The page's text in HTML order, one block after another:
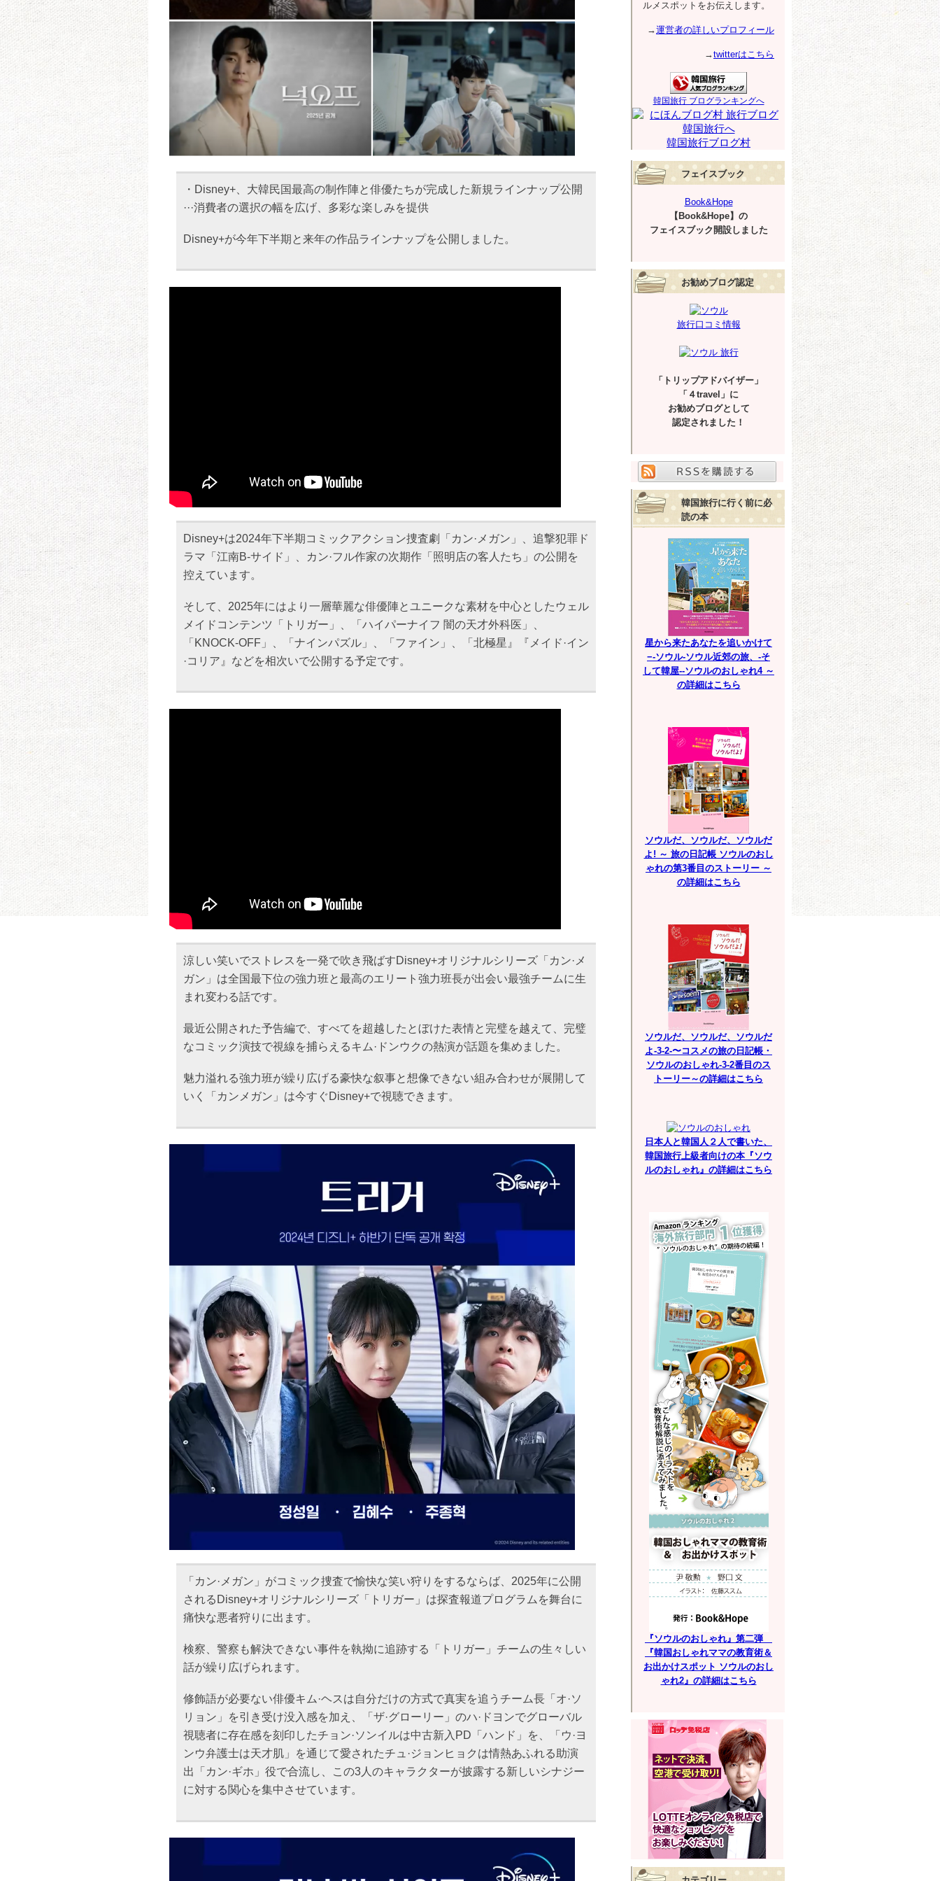
・Disney+、大韓民国最高の制作陣と俳優たちが完成した新規ラインナップ公開
···消費者の選択の幅を広げ、多彩な楽しみを提供
Disney+が今年下半期と来年の作品ラインナップを公開しました。
Disney+は2024年下半期コミックアクション捜査劇「カン·メガン」、追撃犯罪ド
ラマ「江南B-サイド」、カン·フル作家の次期作「照明店の客人たち」の公開を
控えています。
そして、2025年にはより一層華麗な俳優陣とユニークな素材を中心としたウェル
メイドコンテンツ「トリガー」、「ハイパーナイフ 闇の天才外科医」、
「KNOCK-OFF」、「ナインパズル」、「ファイン」、「北極星』『メイド·イン
·コリア』などを相次いで公開する予定です。
涼しい笑いでストレスを一発で吹き飛ばすDisney+オリジナルシリーズ「カン·メ
ガン」は全国最下位の強力班と最高のエリート強力班長が出会い最強チームに生
まれ変わる話です。
最近公開された予告編で、すべてを超越したとぼけた表情と完璧を越えて、完璧
なコミック演技で視線を捕らえるキム·ドンウクの熱演が話題を集めました。
魅力溢れる強力班が繰り広げる豪快な叙事と想像できない組み合わせが展開して
いく「カンメガン」は今すぐDisney+で視聴できます。
「カン·メガン」がコミック捜査で愉快な笑い狩りをするならば、2025年に公開
されるDisney+オリジナルシリーズ「トリガー」は探査報道プログラムを舞台に
痛快な悪者狩りに出ます。
検察、警察も解決できない事件を執拗に追跡する「トリガー」チームの生々しい
話が繰り広げられます。
修飾語が必要ない俳優キム·ヘスは自分だけの方式で真実を追うチーム長「オ·ソ
リョン」を引き受け没入感を加え、「ザ·グローリー」のハ·ドヨンでグローバル
視聴者に存在感を刻印したチョン·ソンイルは中古新入PD「ハンド」を、「ウ·ヨ
ンウ弁護士は天才肌」を通じて愛されたチュ·ジョンヒョクは情熱あふれる助演
出「カン·ギホ」役で合流し、この3人のキャラクターが披露する新しいシナジー
に対する関心を集中させています。
ルメスポットをお伝えします。
→運営者の詳しいプロフィール
→twitterはこちら
韓国旅行 ブログランキングへ
韓国旅行ブログ村
フェイスブック
Book&Hope
【Book&Hope】の
フェイスブック開設しました
お勧めブログ認定
旅行口コミ情報
「トリップアドバイザー」
「４travel」に
お勧めブログとして
認定されました！
韓国旅行に行く前に必
読の本
星から来たあなたを追いかけて
−-ソウル-ソウル近郊の旅、-そ
して韓屋--ソウルのおしゃれ4 ～
の詳細はこちら
ソウルだ、ソウルだ、ソウルだ
よ! ～ 旅の日記帳 ソウルのおし
ゃれの第3番目のストーリー ～
の詳細はこちら
ソウルだ、ソウルだ、ソウルだ
よ-3-2-〜コスメの旅の日記帳・
ソウルのおしゃれ-3-2番目のス
トーリー～の詳細はこちら
日本人と韓国人２人で書いた、
韓国旅行上級者向けの本『ソウ
ルのおしゃれ』の詳細はこちら
『ソウルのおしゃれ』第二弾
『韓国おしゃれママの教育術＆
お出かけスポット ソウルのおし
ゃれ2』の詳細はこちら